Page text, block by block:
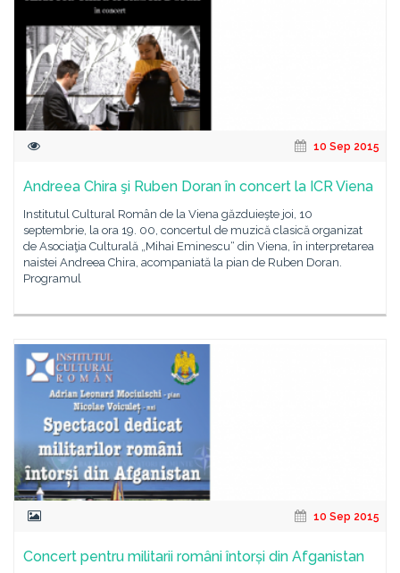
10 Sep 2015
Andreea Chira şi Ruben Doran în concert la ICR Viena
Institutul Cultural Român de la Viena găzduieşte joi, 10
septembrie, la ora 19. 00, concertul de muzică clasică organizat
de Asociaţia Culturală „Mihai Eminescu“ din Viena, în interpretarea
naistei Andreea Chira, acompaniată la pian de Ruben Doran.
Programul
10 Sep 2015
Concert pentru militarii români întorși din Afganistan